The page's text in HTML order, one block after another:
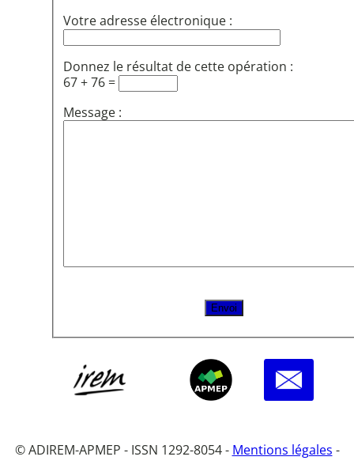
Votre adresse électronique :
Donnez le résultat de cette opération :
67 + 76 =
Message :
© ADIREM-APMEP - ISSN 1292-8054 - Mentions légales -